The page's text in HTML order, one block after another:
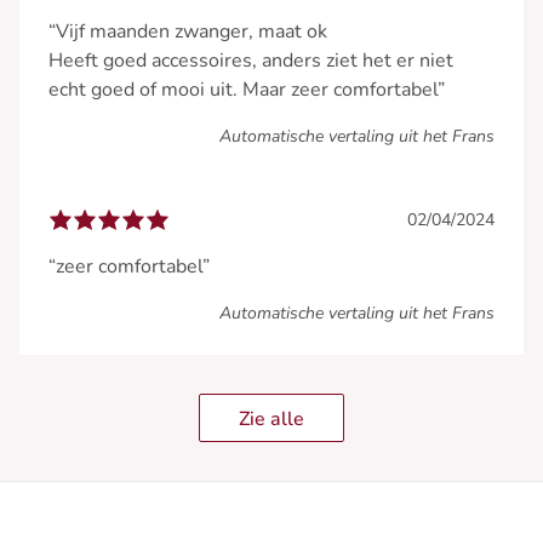
“Vijf maanden zwanger, maat ok
Heeft goed accessoires, anders ziet het er niet
echt goed of mooi uit. Maar zeer comfortabel”
Automatische vertaling uit het Frans
02/04/2024
“zeer comfortabel”
Automatische vertaling uit het Frans
Zie alle